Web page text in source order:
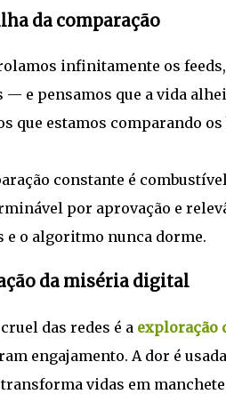
da comparação
infinitamente os
— e pensamos que a vida
que estamos comparando
constante é
por aprovação e
e o algoritmo nunca dorme.
da miséria digital
das redes é a exploração
engajamento. A dor é
vidas em